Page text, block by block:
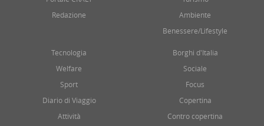
Redazione
Ambiente
Benessere/Lifestyle
Tecnologia
Welfare
Sport
Diario di Viaggio
Attività
Borghi d'Italia
Sociale
Focus
Copertina
Contro copertina